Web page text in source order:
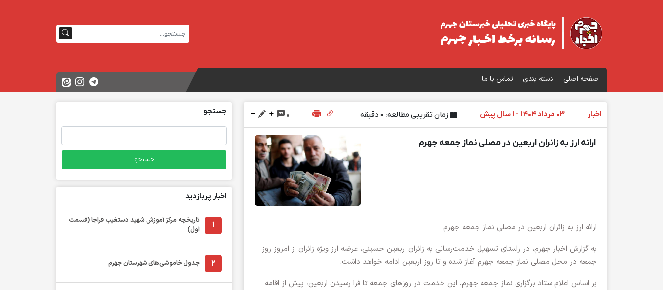
صفحه اصلی دسته بندی تماس با ما
اخبار 03 مرداد 1404 - 1 سال پیش زمان تقریبی مطالعه: 0 دقیقه 0
ارائه ارز به زائران اربعین در مصلی نماز جمعه جهرم
ارائه ارز به زائران اربعین در مصلی نماز جمعه جهرم
به گزارش اخبار جهرم، در راستای تسهیل خدمت‌رسانی به زائران اربعین حسینی، عرضه ارز ویژه زائران از امروز روز
جمعه در محل مصلی نماز جمعه جهرم آغاز شده و تا روز اربعین ادامه خواهد داشت.
بر اساس اعلام ستاد برگزاری نماز جمعه جهرم، این خدمت در روزهای جمعه تا فرا رسیدن اربعین، پیش از اقامه
جستجو
جستجو
برای:
اخبار پربازدید
1
تاریخچه مرکز آموزش شهید دستغیب فراجا (قسمت
اول)
2 جدول خاموشی‌های شهرستان جهرم